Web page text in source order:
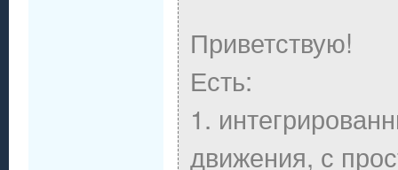
Приветствую!
Есть:
1.
движения, с